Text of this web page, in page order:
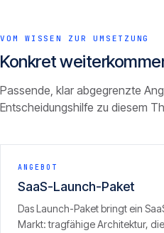
VOM WISSEN ZUR UMSETZUNG
Konkret
Passende, klar abgegrenzte
Entscheidungshilfe zu diesem
ANGEBOT
SaaS-Launch-Paket
Das Launch-Paket bringt ein
Markt: tragfähige Architektur,